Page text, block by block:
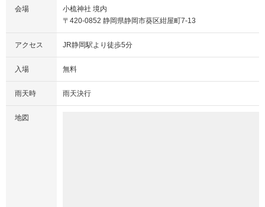
会場
小梳神社 境内
〒420-0852 静岡県静岡市葵区紺屋町7-13
アクセス JR静岡駅より徒歩5分
入場 無料
雨天時 雨天決行
地図